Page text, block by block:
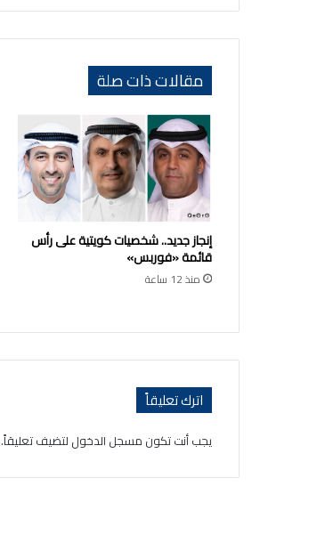
مقالات ذات صلة
إنجاز جديد.. شخصيات كويتية على رأس
قائمة «فوربس»
منذ 12 ساعة
اترك تعليقاً
يجب أنت تكون مسجل الدخول لتضيف تعليقاً.